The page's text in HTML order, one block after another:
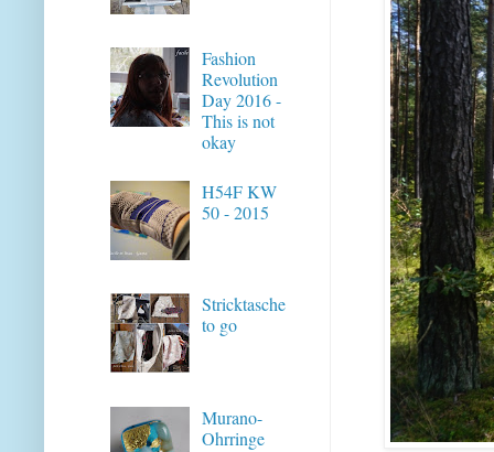
Fashion
Revolution
Day 2016 -
This is not
okay
H54F KW
50 - 2015
Stricktasche
to go
Murano-
Ohrringe